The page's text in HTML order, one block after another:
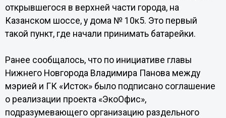
открывшегося в верхней части города, на
Казанском шоссе, у дома № 10к5. Это первый
такой пункт, где начали принимать батарейки.
Ранее сообщалось, что по инициативе главы
Нижнего Новгорода Владимира Панова между
мэрией и ГК «Исток» было подписано соглашение
о реализации проекта «ЭкоОфис»,
подразумевающего организацию раздельного